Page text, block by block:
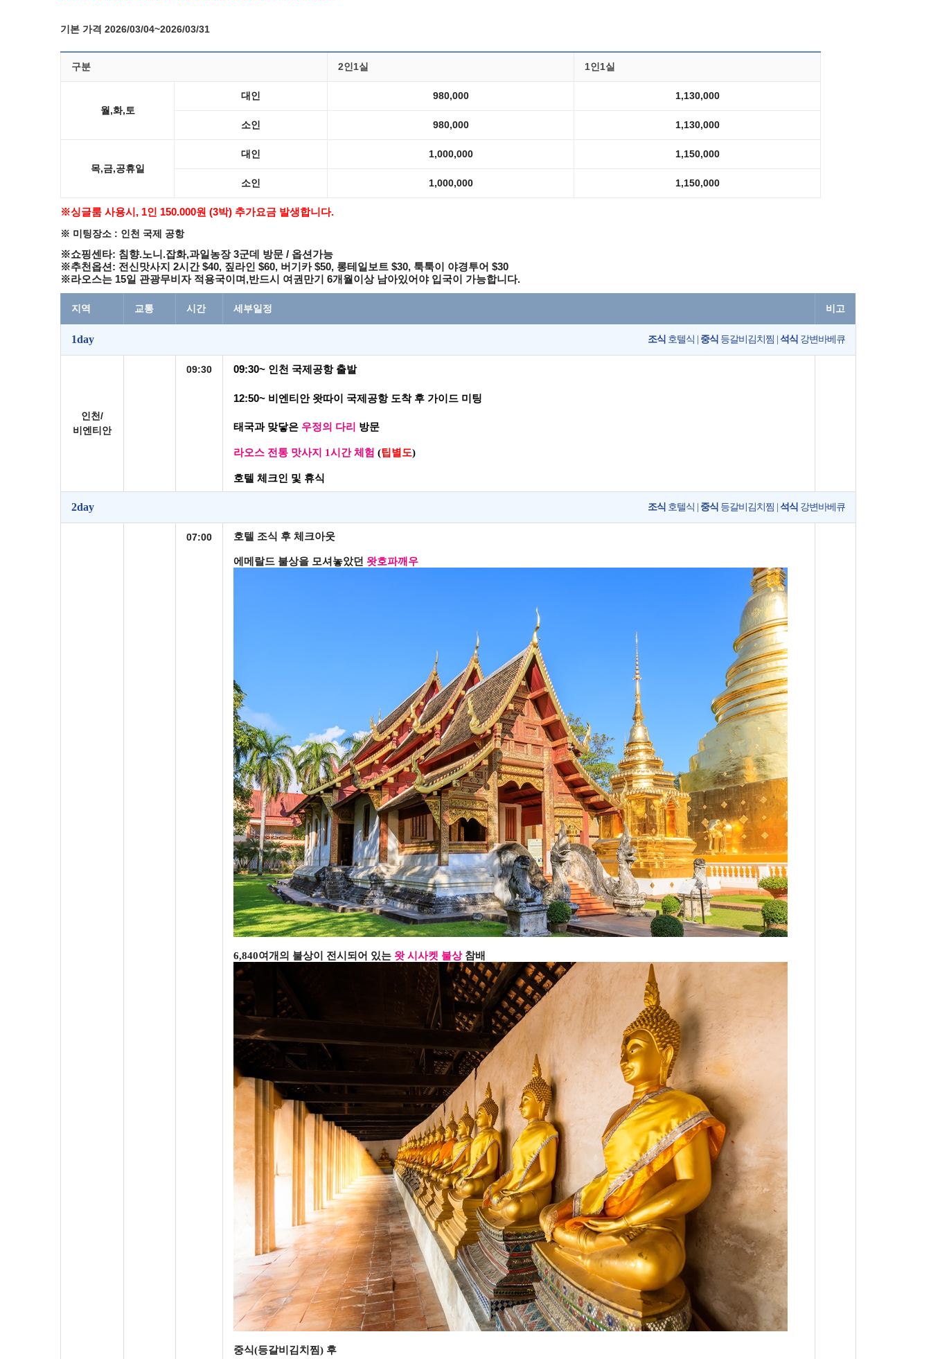
기본 가격 2026/03/04~2026/03/31
구분 2인1실 1인1실
월,화,토
대인 980,000 1,130,000
소인 980,000 1,130,000
목,금,공휴일
대인 1,000,000 1,150,000
소인 1,000,000 1,150,000
※싱글룸 사용시, 1인 150.000원 (3박) 추가요금 발생합니다.
※ 미팅장소 : 인천 국제 공항
※쇼핑센타: 침향.노니.잡화,과일농장3군데 방문 / 옵션가능
※추천옵션: 전신맛사지 2시간$40, 짚라인 $60, 버기카$50, 롱테일보트 $30, 툭툭이 야경투어 $30
※라오스는 15일 관광무비자 적용국이며,반드시 여권만기 6개월이상 남아있어야 입국이 가능합니다.
지역 교통 시간 세부일정 비고
1day 조식 호텔식 | 중식 등갈비김치찜 | 석식 강변바베큐
인천/
비엔티안
09:30 09:30~ 인천 국제공항 출발
12:50~ 비엔 티안 왓따이 국제공항 도착 후 가이드 미팅
태국과 맞닿은 우정의 다리 방문
라오스 전통 맛사지 1시간 체험 (팁별도)
호텔 체크인 및 휴식
2day 조식 호텔식 | 중식 등갈비김치찜 | 석식 강변바베큐
07:00 호텔 조식 후 체크아웃
에메랄드 불상을 모셔놓았던 왓호파깨우
6,840여개의 불상이 전시되어 있는 왓 시사켓 불상 참배
중식(등갈비김치찜) 후